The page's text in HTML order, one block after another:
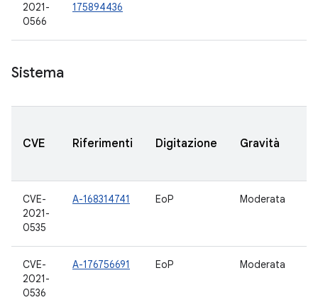
2021-
0566
175894436
Sistema
CVE Riferimenti Digitazione Gravità
CVE-
2021-
0535
A-168314741 EoP Moderata
CVE-
2021-
0536
A-176756691 EoP Moderata